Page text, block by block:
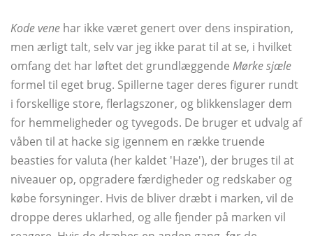
Kode vene har ikke været genert over dens inspiration,
men ærligt talt, selv var jeg ikke parat til at se, i hvilket
omfang det har løftet det grundlæggende Mørke sjæle
formel til eget brug. Spillerne tager deres figurer rundt
i forskellige store, flerlagszoner, og blikkenslager dem
for hemmeligheder og tyvegods. De bruger et udvalg af
våben til at hacke sig igennem en række truende
beasties for valuta (her kaldet 'Haze'), der bruges til at
niveauer op, opgradere færdigheder og redskaber og
købe forsyninger. Hvis de bliver dræbt i marken, vil de
droppe deres uklarhed, og alle fjender på marken vil